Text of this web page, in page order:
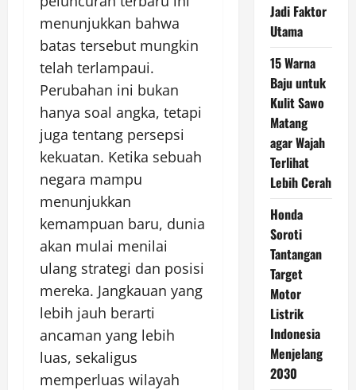
menunjukkan bahwa
batas tersebut mungkin
telah terlampaui.
Perubahan ini bukan
hanya soal angka, tetapi
juga tentang persepsi
kekuatan. Ketika sebuah
negara mampu
menunjukkan
kemampuan baru, dunia
akan mulai menilai
ulang strategi dan posisi
mereka. Jangkauan yang
lebih jauh berarti
ancaman yang lebih
luas, sekaligus
memperluas wilayah
Jadi Faktor
Utama
15 Warna
Baju untuk
Kulit Sawo
Matang
agar Wajah
Terlihat
Lebih Cerah
Honda
Soroti
Tantangan
Target
Motor
Listrik
Indonesia
Menjelang
2030